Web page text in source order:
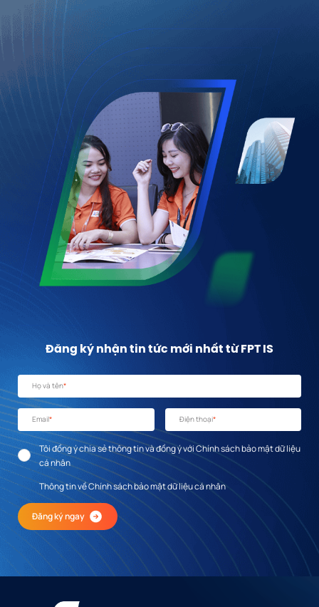
Đăng ký nhận tin tức mới nhất từ FPT IS
Họ và tên*
Email* Điện thoại*
Tôi đồng ý chia sẻ thông tin và đồng ý với Chính sách bảo mật dữ liệu
cá nhân
Thông tin về Chính sách bảo mật dữ liệu cá nhân
Đăng ký ngay